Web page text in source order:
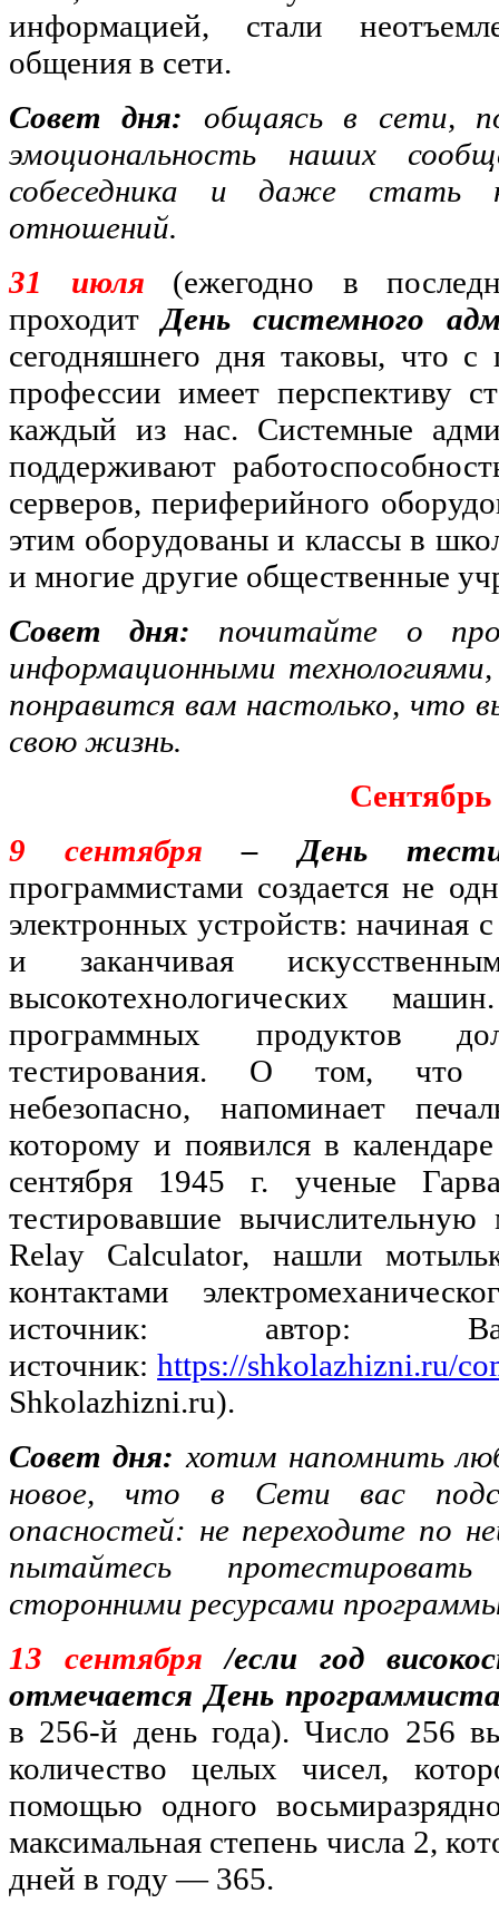
информацией, стали
общения в сети.
Совет дня:
общаясь в сети,
эмоциональность наших
собеседника и даже стать
отношений.
31 июля
(ежегодно в
проходитДень системного
сегодняшнего дня таковы, что с
профессии имеет перспективу
каждый из нас. Системные
поддерживают
серверов, периферийного
этим оборудованы и классы в
и многие другие общественные
Совет дня:
почитайте о
информационными
понравится вам настолько, что
свою жизнь.
Сентябрь
9 сентября – День
программистами создается не
электронных устройств: начиная
и заканчивая
высокотехнологических
программных продуктов
тестирования. О том, что
небезопасно, напоминает
которому и появился в
сентября 1945 г. ученые
тестировавшие
Relay Calculator, нашли
контактами
источник: автор:
источник:https://shkolazhizni.ru/
Shkolazhizni.ru).
Совет дня: хотим напомнить
новое, что в Сети вас
опасностей: не переходите по
пытайтесь
сторонними ресурсами
13 сентября /если год
отмечается День
в 256-й день года). Число 256
количество целых чисел,
помощью одного
максимальная степень числа 2,
дней в году — 365.